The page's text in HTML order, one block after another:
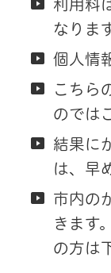
利用料
なりま
個人情
こちら
のでは
結果に
は、早
市内の
きます
の方は